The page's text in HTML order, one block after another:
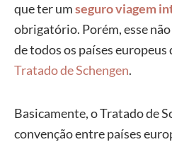
que ter umseguro viagem
obrigatório. Porém, esse não
de todos os países europeus
Tratado de Schengen.
Basicamente, o Tratado de
convenção entre países